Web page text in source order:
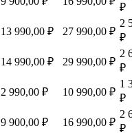
₽
13 990,00 ₽ 27 990,00 ₽
2
₽
14 990,00 ₽ 29 990,00 ₽
2
₽
2 990,00 ₽ 10 990,00 ₽
1
₽
9 900,00 ₽ 16 990,00 ₽
2
₽